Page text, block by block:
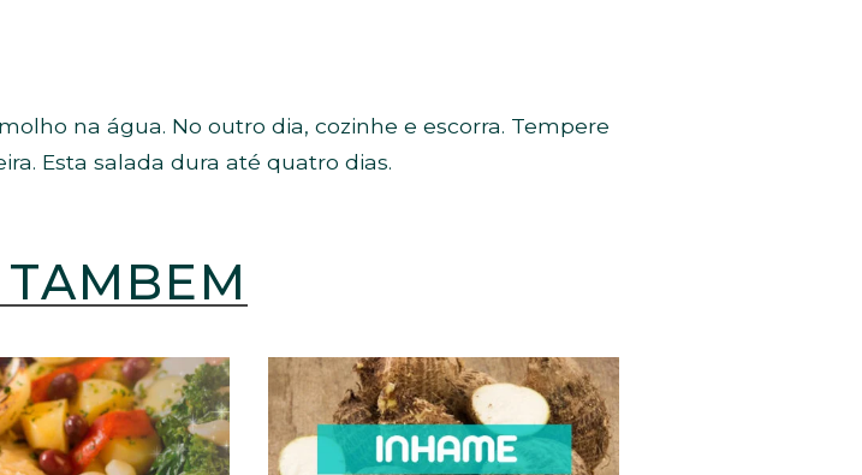
na água. No outro dia, cozinhe e escorra. Tempere
Esta salada dura até quatro dias.